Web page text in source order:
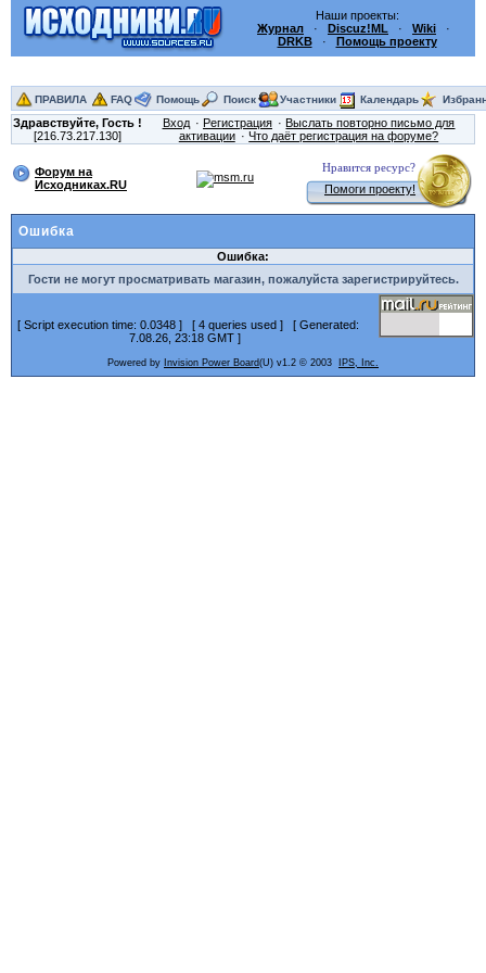
Наши проекты:
Журнал · Discuz!ML · Wiki ·
DRKB· Помощь проекту
ПРАВИЛА FAQ Помощь Поиск Участники Календарь
Здравствуйте, Гость !
[216.73.217.130]
Вход Регистрация
Выслать повторно письмо для
активации
Что даёт регистрация на форуме?
Форум на
Исходниках.RU
Нравится ресурс?
Помоги проекту!
Ошибка
Ошибка:
Гости не могут просматривать магазин, пожалуйста зарегистрируйтесь.
[ Script execution time: 0.0348 ] [ 4 queries used ] [ Generated:
7.08.26, 23:18 GMT ]
Powered by Invision Power Board(U) v1.2 © 2003 IPS, Inc.